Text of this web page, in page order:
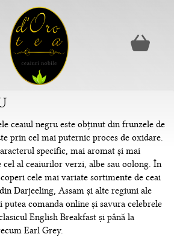
ceaiul negru este obținut din frunzele de
prin cel mai puternic proces de oxidare.
specific, mai aromat și mai
al ceaiurilor verzi, albe sau oolong. În
cele mai variate sortimente de ceai
Darjeeling, Assam și alte regiuni ale
putea comanda online și savura celebrele
English Breakfast și până la
Earl Grey.